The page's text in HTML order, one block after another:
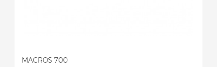
MACROS 700